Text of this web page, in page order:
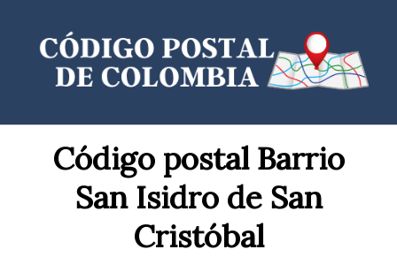
contenido
Código postal Barrio
San Isidro de San
Cristóbal